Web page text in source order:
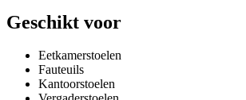
Geschikt voor
Eetkamerstoelen
Fauteuils
Kantoorstoelen